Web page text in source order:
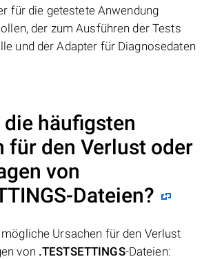
für die getestete Anwendung
der zum Ausführen der Tests
und der Adapter für Diagnosedaten
die häufigsten
für den Verlust oder
von
-Dateien?
Ursachen für den Verlust
von .TESTSETTINGS-Dateien: